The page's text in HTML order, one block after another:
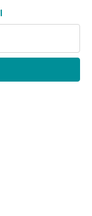
8, FI-13500,